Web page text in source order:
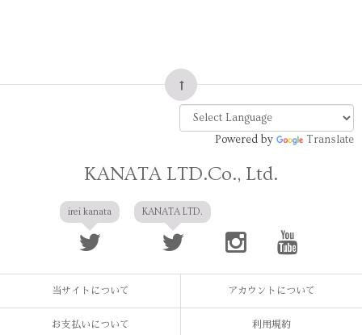
Powered by Translate
KANATA LTD.Co., Ltd.
irei kanata KANATA LTD.
当サイトについて アカウントについて
お支払いについて 利用規約